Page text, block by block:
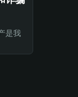
是我